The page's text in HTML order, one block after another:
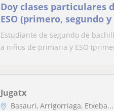
Doy clases particulares
ESO (primero, segundo
Estudiante de segundo de
a niños de primaria y ESO
Jugatx
Basauri, Arrigorriaga, Etxeba...